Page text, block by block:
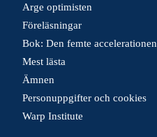
Arge optimisten
Föreläsningar
Bok: Den femte accelerationen
Mest lästa
Ämnen
Personuppgifter och cookies
Warp Institute